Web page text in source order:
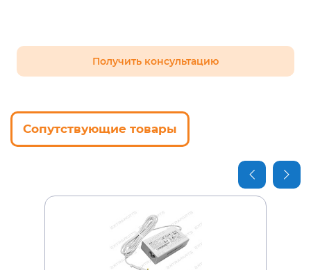
Получить консультацию
Сопутствующие товары